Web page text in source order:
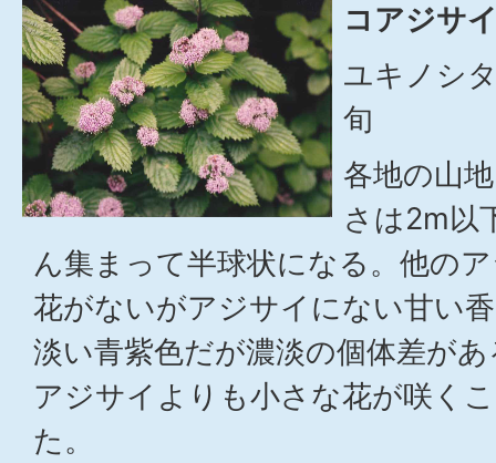
コアジサ
ユキノシ
旬
各地の山
さは2m以
ん集まって半球状になる。他の
花がないがアジサイにない甘い
淡い青紫色だが濃淡の個体差が
アジサイよりも小さな花が咲く
た。